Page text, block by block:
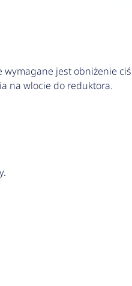
wymagane jest obniżenie
na wlocie do reduktora.